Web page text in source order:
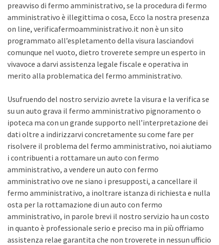
preavviso di fermo amministrativo, se la procedura di fermo
amministrativo è illegittima o cosa, Ecco la nostra presenza
on line, verificafermoamministrativo.it non è un sito
programmato all’espletamento della visura lasciandovi
comunque nel vuoto, dietro troverete sempre un esperto in
vivavoce a darvi assistenza legale fiscale e operativa in
merito alla problematica del fermo amministrativo.
Usufruendo del nostro servizio avrete la visura e la verifica se
su un auto grava il fermo amministrativo pignoramento o
ipoteca ma con un grande supporto nell’interpretazione dei
dati oltre a indirizzarvi concretamente su come fare per
risolvere il problema del fermo amministrativo, noi aiutiamo
i contribuenti a rottamare un auto con fermo
amministrativo, a vendere un auto con fermo
amministrativo ove ne siano i presupposti, a cancellare il
fermo amministrativo, a inoltrare istanza di richiesta e nulla
osta per la rottamazione di un auto con fermo
amministrativo, in parole brevi il nostro servizio ha un costo
in quanto è professionale serio e preciso ma in più offriamo
assistenza relae garantita che non troverete in nessun ufficio